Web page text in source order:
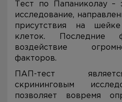
Тест по Папаниколау –
исследование,
присутствия на
клеток. Последние
воздействие
факторов.
ПАП-тест
скрининговым
позволяет вовремя